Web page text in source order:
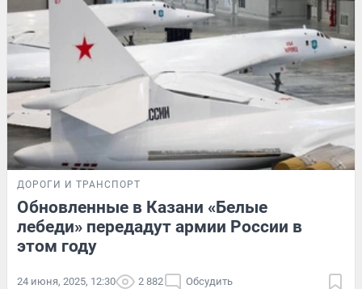
ДОРОГИ И ТРАНСПОРТ
Обновленные в Казани «Белые
лебеди» передадут армии России в
этом году
24 июня, 2025, 12:30 2 882 Обсудить